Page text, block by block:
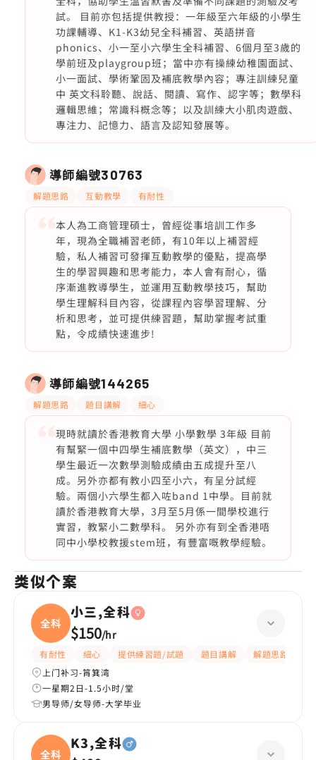
試。 目前亦包括提供教授：一年級至六年級的小學生
功課輔導、K1-K3幼兒全科補習、英語拼音
phonics、小一至小六學生全科補習、6個月至3歲的
學前班及playgroup班；當中亦有操練幼稚園面試、
小一面試、學術鞏固及補底教學內容；專注訓練兒童
中 英文科聆聽、說話、閱讀、寫作、認字等；數學科
邏輯思維；常識科概念等；以及訓練大小肌肉遊戲、
專注力、記憶力、語言及認知發展等。
導師編號30763
解題思路 互動教學 有耐性
本人為工商管理碩士，曾經從事培訓工作多
年，現為全職補習老師，有10年以上補習經
驗，私人補習可發揮互動教學的優點，提高學
生的學習興趣和思考能力，本人會有耐心，循
序漸進教導學生，並運用互動教學技巧，幫助
學生理解科目內容，從課程內容學習理解、分
析和思考，並可提供練習題，幫助掌握考試重
點，令成績快速進步!
導師編號144265
解題思路 題目講解 細心
現時就讀於香港教育大學 小學數學 3年級 目前
有幫緊一個中四學生補底數學（英文），中三
學生最近一次數學測驗成績由五成提升至八
成。另外亦都有教小四至小六，有呈分試經
驗。兩個小六學生都入咗band 1中學。目前就
讀於香港教育大學，3月至5月係一間學校進行
實習，教緊小二數學科。 另外亦有到全香港唔
同中小學校教援stem班，有豐富嘅教學經驗。
类似个案
全科
小三,全科
$150/hr
有耐性 細心 提供練習題/試題 題目講解
解題思路
上门补习-筲箕湾
一星期2日-1.5小时/堂
男导师/女导师-大学毕业
全科
K3,全科